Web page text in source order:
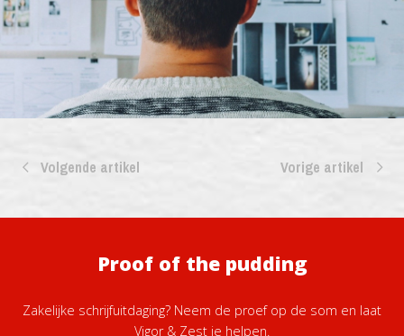
Volgende artikel Vorige artikel
Proof of the pudding
Zakelijke schrijfuitdaging? Neem de proef op de som en laat
Vigor & Zest je helpen.